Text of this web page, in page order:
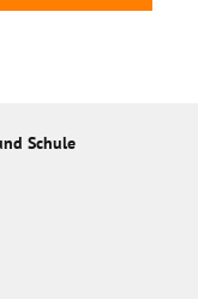
Schule